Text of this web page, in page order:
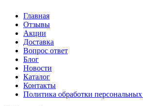
Главная
Отзывы
Акции
Доставка
Вопрос ответ
Блог
Новости
Каталог
Контакты
Политика обработки